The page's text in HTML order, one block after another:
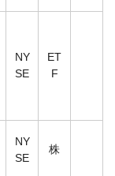
NY
SE
ET
F
NY
SE
株